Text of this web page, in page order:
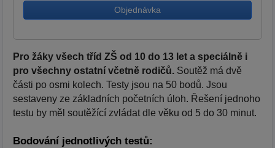
Pro žáky všech tříd ZŠ od 10 do 13 let a speciálně i
pro všechny ostatní včetně rodičů. Soutěž má dvě
části po osmi kolech. Testy jsou na 50 bodů. Jsou
sestaveny ze základních početních úloh. Řešení jednoho
testu by měl soutěžící zvládat dle věku od 5 do 30 minut.
Bodování jednotlivých testů:
Objednávka